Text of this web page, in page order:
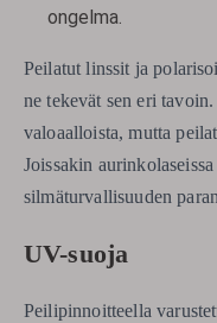
ongelma.
Peilatut linssit ja
ne tekevät sen eri
valoaalloista, mutta
Joissakin
silmäturvallisuuden
UV-suoja
Peilipinnoitteella